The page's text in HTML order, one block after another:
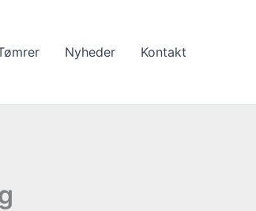
Nyheder Kontakt